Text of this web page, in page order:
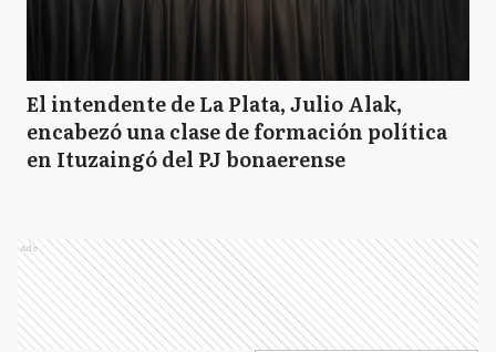
El intendente de La Plata, Julio Alak,
encabezó una clase de formación política
en Ituzaingó del PJ bonaerense
Ads